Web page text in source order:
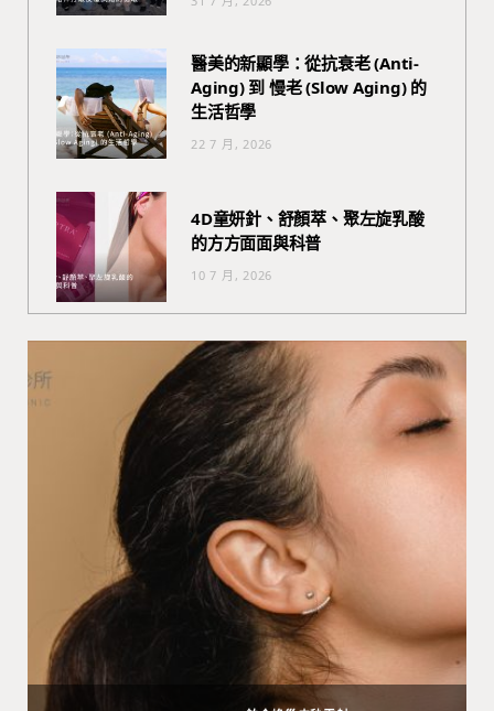
醫美的新顯學：從抗衰老 (Anti-
Aging) 到 慢老 (Slow Aging) 的
生活哲學
22 7 月, 2026
4D童妍針、舒顏萃、聚左旋乳酸
的方方面面與科普
10 7 月, 2026